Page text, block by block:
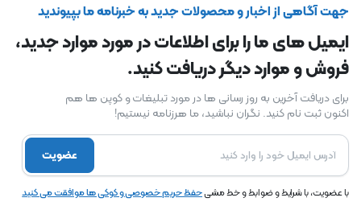
جهت آگاهی از اخبار و محصولات جدید به خبرنامه ما بپیوندید
ایمیل های ما را برای اطلاعات در مورد موارد جدید،
فروش و موارد دیگر دریافت کنید.
برای دریافت آخرین به روز رسانی ها در مورد تبلیغات و کوپن ها هم
اکنون ثبت نام کنید. نگران نباشید، ما هرزنامه نیستیم!
عضویت
با عضویت، با شرایط و ضوابط و خط مشیحفظ حریم خصوصی و کوکی ها موافقت می کنید